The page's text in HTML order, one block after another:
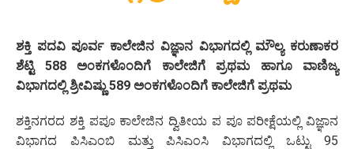
ಶಕ್ತಿ ಪದವಿ ಪೂರ್ವ ಕಾಲೇಜಿನ ವಿಜ್ಞಾನ ವಿಭಾಗದಲ್ಲಿ ಮೌಲ್ಯ ಕರುಣಾಕರ
ಶೆಟ್ಟಿ 588 ಅಂಕಗಳೊಂದಿಗೆ ಕಾಲೇಜಿಗೆ ಪ್ರಥಮ ಹಾಗೂ ವಾಣಿಜ್ಯ
ವಿಭಾಗದಲ್ಲಿ ಶ್ರೀವಿಷ್ಣು 589 ಅಂಕಗಳೊಂದಿಗೆ ಕಾಲೇಜಿಗೆ ಪ್ರಥಮ
ಶಕ್ತಿನಗರದ ಶಕ್ತಿ ಪಪೂ ಕಾಲೇಜಿನ ದ್ವಿತೀಯ ಪ ಪೂ ಪರೀಕ್ಷೆಯಲ್ಲಿ ವಿಜ್ಞಾನ
ವಿಭಾಗದ ಪಿಸಿಎಂಬಿ ಮತ್ತು ಪಿಸಿಎಂಸಿ ವಿಭಾಗದಲ್ಲಿ ಒಟ್ಟು 95